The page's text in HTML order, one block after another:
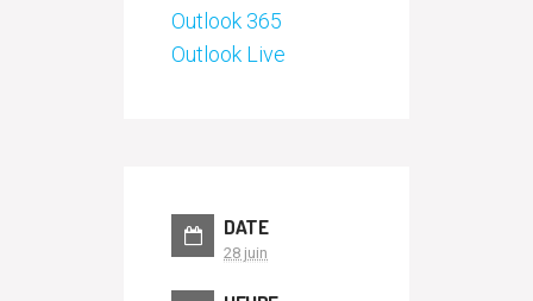
Outlook 365
Outlook Live
DATE
28 juin